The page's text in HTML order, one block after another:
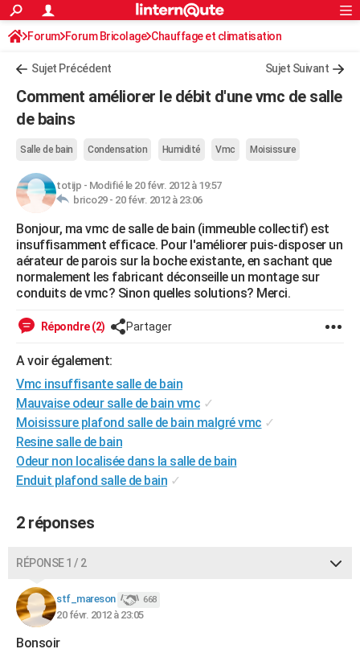
ACTUALITÉS
Politique
Société
Faits Divers
Education
Monde
Villes
+
Programme TV
TNTStreaming
Cinéma
Sorties cinéma
Musique
FINANCE
Retraite
Impôts
Epargne
Immobilier
Risques naturels par ville
Banque
Assurance
Crédit
AUTO
Essais
Réserver un essai
Citadines
Berlines
SUV
Forum auto
HIGH-TECH
Mobiles
Meilleur smartphone
Internet
Ordinateurs
Jeux vidéo
Guide high-tech
Forum
Aménagement intérieur
Extérieur
Cuisine
Salle de bains
Jardinage
Rangement
WEEK-END
Guides de France
Escapades
Patrimoine
Expositions
Musées
Week-end nature
+LIFESTYLE
Destinations
City break
Voyage nature
Voyage de noces
Forum
Climat
+PHOTO
GUIDES D'ACHAT
BONS PLANS
CARTE DE VOEUX
S'inscrire
Se connecter
Lycées
Collèges
Primaires
Universités
Entreprises
Service militaire
Avis de recherche
AVIS DE DÉCÈS
FORUM
Rechercher
S'inscrire
Connexion
Forum Forum Bricolage Chauffage et climatisation
Sujet Précédent Sujet Suivant
Comment améliorer le débit d'une vmc de salle
de bains
Salle de bain Condensation Humidité Vmc Moisissure
totijp - Modifié le 20 févr. 2012 à 19:57
brico29 - 20 févr. 2012 à 23:06
Bonjour, ma vmc de salle de bain (immeuble collectif) est
insuffisamment efficace. Pour l'améliorer puis-disposer un
aérateur de parois sur la boche existante, en sachant que
normalement les fabricant déconseille un montage sur
conduits de vmc? Sinon quelles solutions? Merci.
Répondre (2) Partager
A voir également:
Vmc insuffisante salle de bain
Mauvaise odeur salle de bain vmc ✓
Moisissure plafond salle de bain malgré vmc ✓
Resine salle de bain
Odeur non localisée dans la salle de bain
Enduit plafond salle de bain ✓
2 réponses
RÉPONSE 1 / 2
stf_mareson 668
20 févr. 2012 à 23:05
Bonsoir